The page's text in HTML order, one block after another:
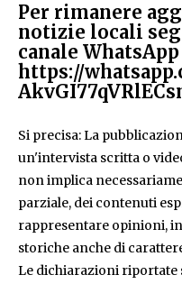
Per rimanere
notizie locali
canale
https://
Si precisa: La
un'intervista scritta o
non implica
parziale, dei contenuti
rappresentare opinioni,
storiche anche di
Le dichiarazioni